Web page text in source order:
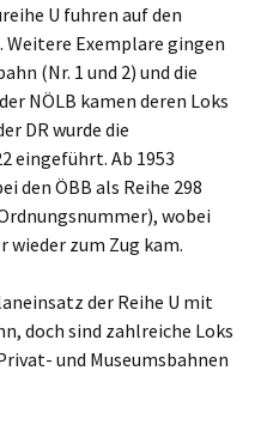
U fuhren auf den
Exemplare gingen
(Nr. 1 und 2) und die
NÖLB kamen deren Loks
DR wurde die
eingeführt. Ab 1953
den ÖBB als Reihe 298
wobei
wieder zum Zug kam.
der Reihe U mit
doch sind zahlreiche Loks
und Museumsbahnen